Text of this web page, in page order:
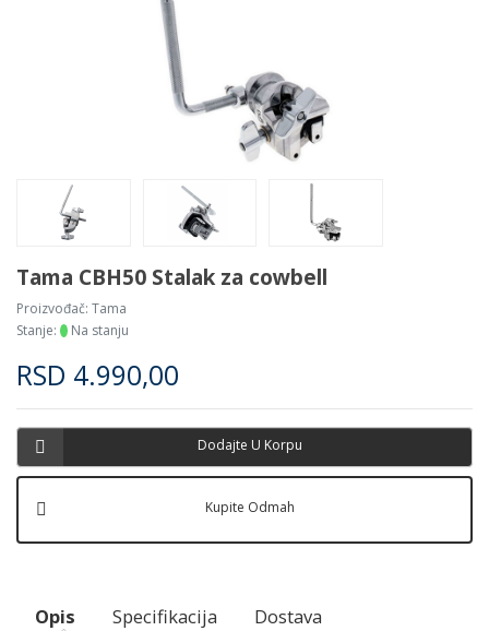
Tama CBH50 Stalak za cowbell
Proizvođač: Tama
Stanje:
Na stanju
RSD 4.990,00
Dodajte U Korpu
Kupite Odmah
Opis Specifikacija Dostava